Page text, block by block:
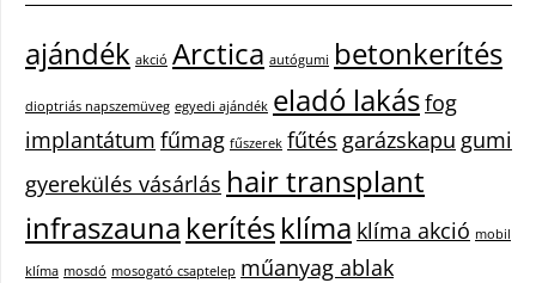
ajándék akció Arctica autógumi betonkerítés
dioptriás napszemüveg egyedi ajándék eladó lakásfog
implantátum fűmag fűszerek fűtés garázskapu gumi
gyerekülés vásárlás hair transplant
infraszauna kerítésklíma klíma akció mobil
klíma mosdó mosogató csaptelep műanyag ablak